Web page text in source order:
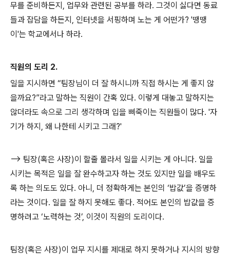
무를 준비하든지, 업무와 관련된 공부를 하라. 그것이 싫다면 동료
들과 잡담을 하든지, 인터넷을 서핑하며 노는 게 어떤가? '땡땡
이'는 학교에서나 하라.
직원의 도리 2.
일을 지시하면 “팀장님이 더 잘 하시니까 직접 하시는 게 좋지 않
을까요?”라고 말하는 직원이 간혹 있다. 이렇게 대놓고 말하지는
않더라도 속으로 그리 생각하며 입을 삐죽이는 직원들이 많다. '자
기가 하지, 왜 나한테 시키고 그래?'
—> 팀장(혹은 사장)이 할줄 몰라서 일을 시키는 게 아니다. 일을
시키는 목적은 일을 잘 완수하고자 하는 것도 있지만 일을 배우도
록 하는 의도도 있다. 아니, 더 정확하게는 본인의 ‘밥값’을 증명하
라는 것이다. 일을 잘 하지 못해도 좋다. 적어도 본인의 밥값을 증
명하려고 ‘노력하는 것’, 이것이 직원의 도리이다.
팀장(혹은 사장)이 업무 지시를 제대로 하지 못하거나 지시의 방향